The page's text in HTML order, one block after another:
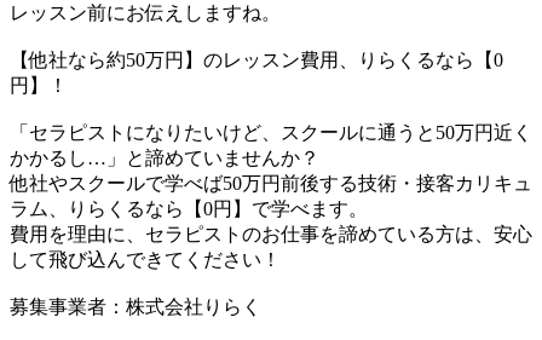
レッスン前にお伝えしますね。
【他社なら約50万円】のレッスン費用、りらくるなら【0
円】！
「セラピストになりたいけど、スクールに通うと50万円近く
かかるし…」と諦めていませんか？
他社やスクールで学べば50万円前後する技術・接客カリキュ
ラム、りらくるなら【0円】で学べます。
費用を理由に、セラピストのお仕事を諦めている方は、安心
して飛び込んできてください！
募集事業者：株式会社りらく